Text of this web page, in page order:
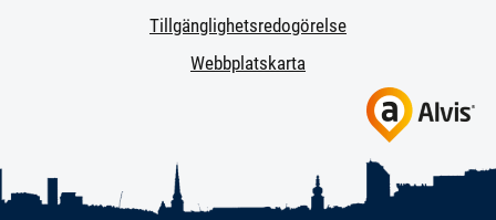
Tillgänglighetsredogörelse
Webbplatskarta